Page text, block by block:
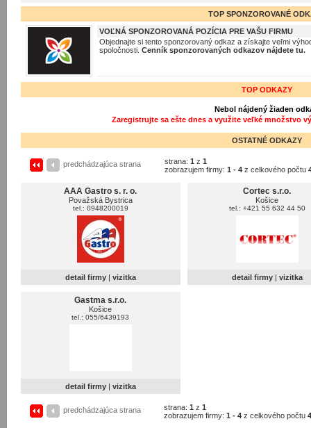
TOP SPONZOROVANÉ
VOĽNÁ SPONZOROVANÁ POZÍCIA PRE VAŠU FIRMU
Objednajte si tento sponzorovaný odkaz a získajte veľmi
spoločnosti. Cenník sponzorovaných odkazov nájdete tu.
TOP ODKAZY
Nebol nájdený žiaden
Zaregistrujte sa ešte dnes a využite veľké množstvo
OSTATNÉ ODKAZY
predchádzajúca strana strana: 1 z 1
zobrazujem firmy: 1 - 4 z celkového počtu
AAA Gastro s. r. o.
Považská Bystrica
tel.: 0948200019
detail firmy | vizitka
Cortec s.r.o.
Košice
tel.: +421 55 632 44 50
detail firmy | vizitka
Gastma s.r.o.
Košice
tel.: 055/6439193
detail firmy | vizitka
predchádzajúca strana strana: 1 z 1
zobrazujem firmy: 1 - 4 z celkového počtu 4